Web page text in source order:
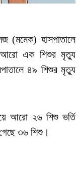
(মমেক) হাসপাতালে
আরো এক শিশুর মৃত্যু
৪৯ শিশুর মৃত্যু
আরো ২৬ শিশু ভর্তি
৩৬ শিশু।